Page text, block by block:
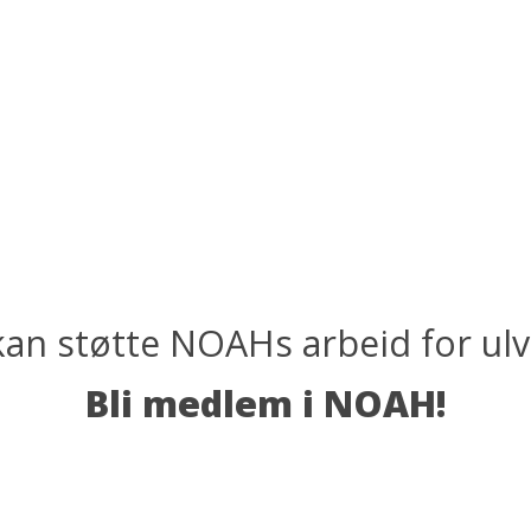
støtte NOAHs arbeid for
Bli medlem i NOAH!